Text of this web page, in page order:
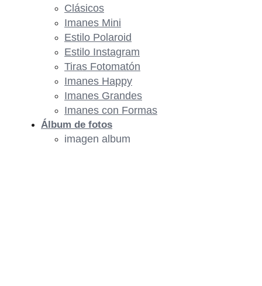
Clásicos
Imanes Mini
Estilo Polaroid
Estilo Instagram
Tiras Fotomatón
Imanes Happy
Imanes Grandes
Imanes con Formas
Álbum de fotos
imagen album